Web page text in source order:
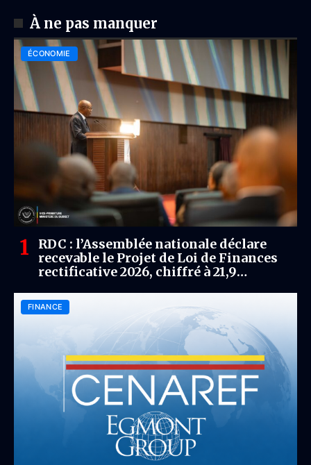
À ne pas manquer
ÉCONOMIE
RDC : l’Assemblée nationale déclare
recevable le Projet de Loi de Finances
rectificative 2026, chiffré à 21,9
FINANCE